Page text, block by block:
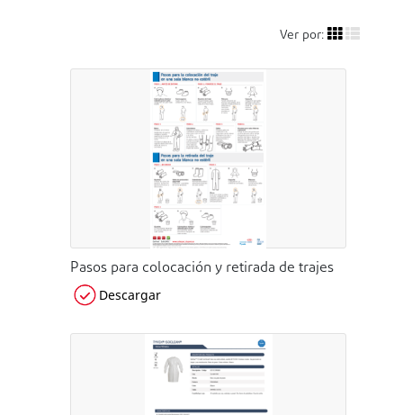
Ver por:
Pasos para colocación y retirada de trajes
Descargar